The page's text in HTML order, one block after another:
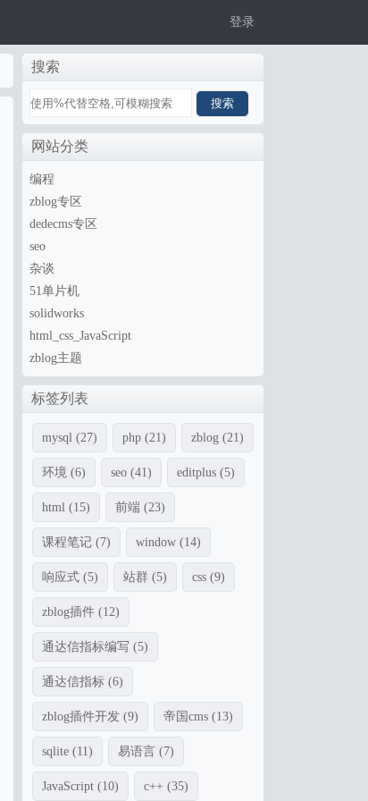
登录
搜索
网站分类
编程
zblog专区
dedecms专区
seo
杂谈
51单片机
solidworks
html_css_JavaScript
zblog主题
标签列表
mysql (27) php (21) zblog (21)
环境 (6) seo (41) editplus (5)
html (15) 前端 (23)
课程笔记 (7) window (14)
响应式 (5) 站群 (5) css (9)
zblog插件 (12)
通达信指标编写 (5)
通达信指标 (6)
zblog插件开发 (9) 帝国cms (13)
sqlite (11) 易语言 (7)
JavaScript (10) c++ (35)